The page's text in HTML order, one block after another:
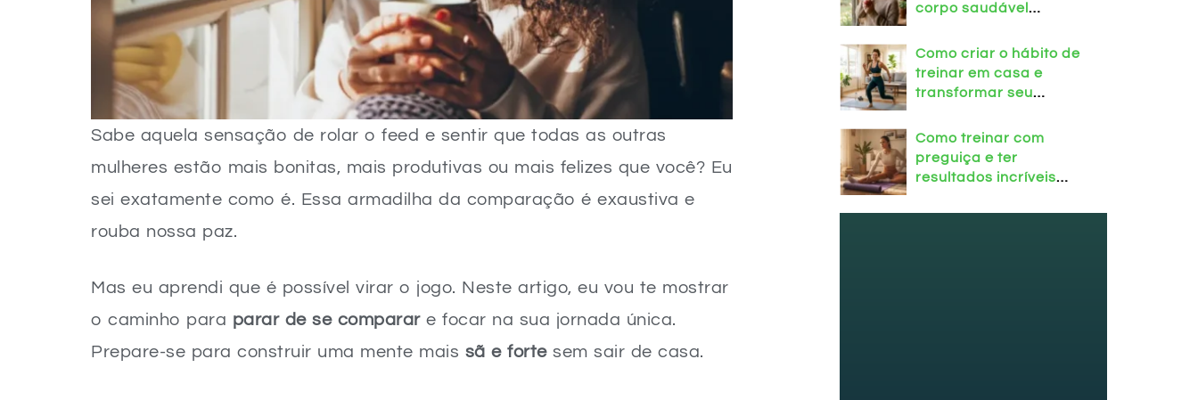
Sabe aquela sensação de rolar o feed e sentir que todas as outras
mulheres estão mais bonitas, mais produtivas ou mais felizes que você? Eu
sei exatamente como é. Essa armadilha da comparação é exaustiva e
rouba nossa paz.
Mas eu aprendi que é possível virar o jogo. Neste artigo, eu vou te mostrar
o caminho para parar de se comparare focar na sua jornada única.
Prepare-se para construir uma mente mais sã e fortesem sair de casa.
corpo saudável
Como criar o hábito de
treinar em casa e
transformar seu
Como treinar com
preguiça e ter
resultados incríveis